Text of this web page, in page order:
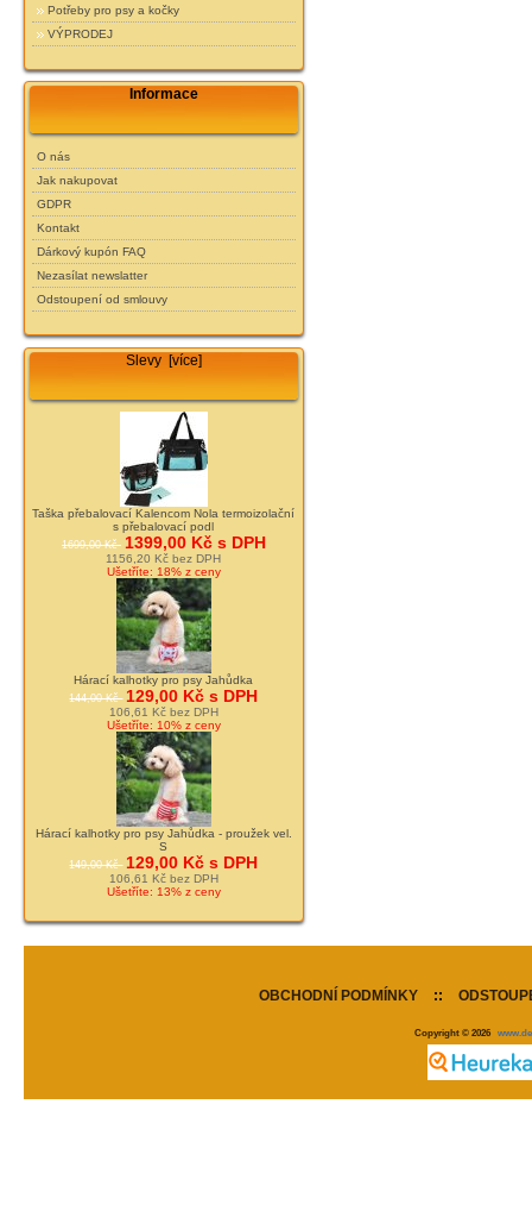
Potřeby pro psy a kočky
VÝPRODEJ
Informace
O nás
Jak nakupovat
GDPR
Kontakt
Dárkový kupón FAQ
Nezasílat newslatter
Odstoupení od smlouvy
Slevy [více]
Taška přebalovací Kalencom Nola termoizolační
s přebalovací podl
1699,00 Kč 1399,00 Kč s DPH
1156,20 Kč bez DPH
Ušetříte: 18% z ceny
Hárací kalhotky pro psy Jahůdka
144,00 Kč 129,00 Kč s DPH
106,61 Kč bez DPH
Ušetříte: 10% z ceny
Hárací kalhotky pro psy Jahůdka - proužek vel.
S
149,00 Kč 129,00 Kč s DPH
106,61 Kč bez DPH
Ušetříte: 13% z ceny
OBCHODNÍ PODMÍNKY ::
Copyright © 2026